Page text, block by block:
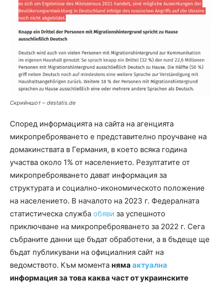
Скрийншот – destatis.de
Според информацията на сайта на агенцията
микропреброяването е представително проучване на
домакинствата в Германия, в което всяка година
участва около 1% от населението. Резултатите от
микропреброяването дават информация за
структурата и социално-икономическото положение
на населението. В началото на 2023 г. Федералната
статистическа служба обяви за успешното
приключване на микропреброяването за 2022 г. Сега
събраните данни ще бъдат обработени, а в бъдеще ще
бъдат публикувани на официалния сайт на
ведомството. Към момента няма актуална
информация за това каква част от украинските